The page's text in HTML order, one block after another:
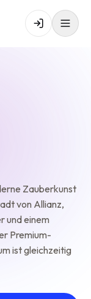
Zauberkunst
von Allianz,
und einem
Premium-
ist gleichzeitig